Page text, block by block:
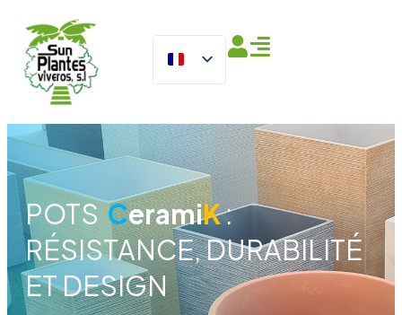
POTSCeramiK:
RÉSISTANCE, DURABILITÉ
ET DESIGN